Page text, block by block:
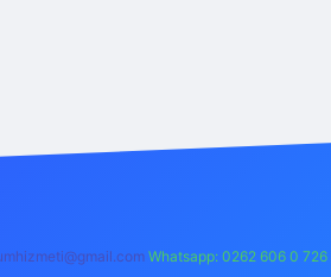
Whatsapp: 0262 606 0 726